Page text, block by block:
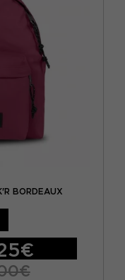
BORDEAUX